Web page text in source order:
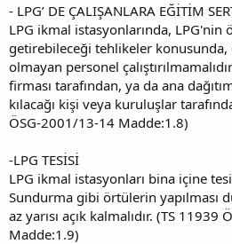
- LPG’ DE ÇALIŞANLARA EĞİTİM
LPG ikmal istasyonlarında, LPG'nin
getirebileceği tehlikeler konusunda,
olmayan personel
firması tarafından, ya da ana
kılacağı kişi veya kuruluşlar
ÖSG-2001/13-14 Madde:1.8)
-LPG TESİSİ
LPG ikmal istasyonları bina içine
Sundurma gibi örtülerin yapılması
az yarısı açık kalmalıdır. (TS
Madde:1.9)